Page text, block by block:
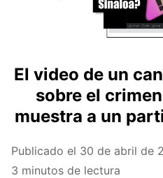
El video de un
sobre el
muestra a un
Publicado el 30 de abril de
3 minutos de lectura